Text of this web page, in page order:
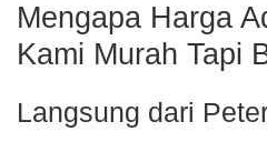
Mengapa Harga
Kami Murah Tapi
Langsung dari